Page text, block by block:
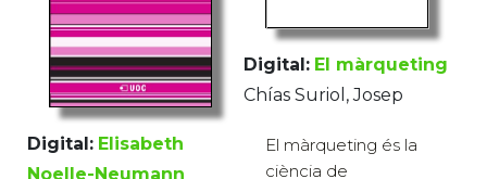
Digital: Elisabeth
Noelle-Neumann
Digital: El màrqueting
Chías Suriol, Josep
El màrqueting és la
ciència de